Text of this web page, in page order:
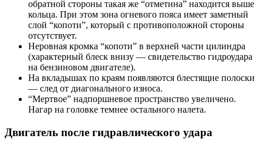
обратной стороны такая же “отметина” находится выше
кольца. При этом зона огневого пояса имеет заметный
слой “копоти”, который с противоположной стороны
отсутствует.
Неровная кромка “копоти” в верхней части цилиндра
(характерный блеск внизу — свидетельство гидроудара
на бензиновом двигателе).
На вкладышах по краям появляются блестящие полоски
— след от диагонального износа.
“Мертвое” надпоршневое пространство увеличено.
Нагар на головке темнее остального налета.
Двигатель после гидравлического удара